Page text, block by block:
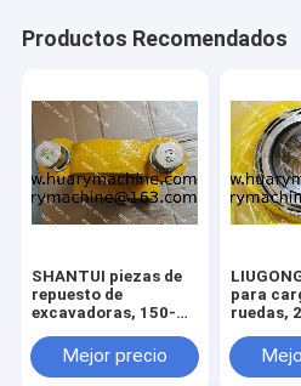
Productos Recomendados
SHANTUI piezas de
repuesto de
excavadoras, 150-
13214 150-71-31420
perno, pivote assy
Mejor precio
para
ruedas,